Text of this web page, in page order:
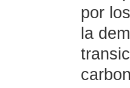
por
la